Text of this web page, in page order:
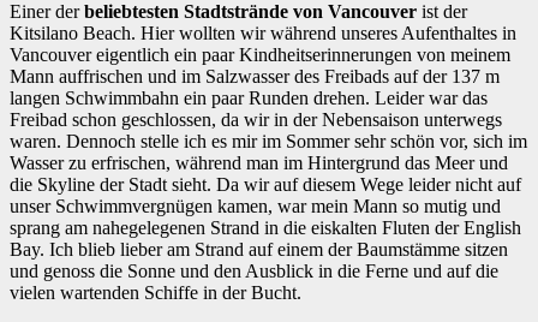
Einer derbeliebtesten Stadtstrände von Vancouver ist der
Kitsilano Beach. Hier wollten wir während unseres Aufenthaltes in
Vancouver eigentlich ein paar Kindheitserinnerungen von meinem
Mann auffrischen und im Salzwasser des Freibads auf der 137 m
langen Schwimmbahn ein paar Runden drehen. Leider war das
Freibad schon geschlossen, da wir in der Nebensaison unterwegs
waren. Dennoch stelle ich es mir im Sommer sehr schön vor, sich im
Wasser zu erfrischen, während man im Hintergrund das Meer und
die Skyline der Stadt sieht. Da wir auf diesem Wege leider nicht auf
unser Schwimmvergnügen kamen, war mein Mann so mutig und
sprang am nahegelegenen Strand in die eiskalten Fluten der English
Bay. Ich blieb lieber am Strand auf einem der Baumstämme sitzen
und genoss die Sonne und den Ausblick in die Ferne und auf die
vielen wartenden Schiffe in der Bucht.